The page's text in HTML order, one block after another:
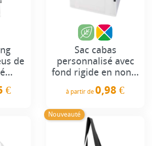
de
€
Sac cabas
personnalisé avec
fond rigide en non...
à partir de 0,98 €
Nouveauté